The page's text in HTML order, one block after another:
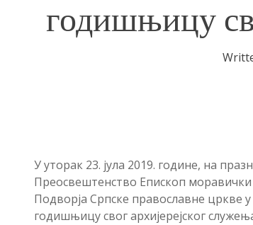
годишњицу
У уторак 23. јула 2019. године, на
Преосвештенство Епископ моравички
Подворја Српске православне цркве
годишњицу свог архијерејског